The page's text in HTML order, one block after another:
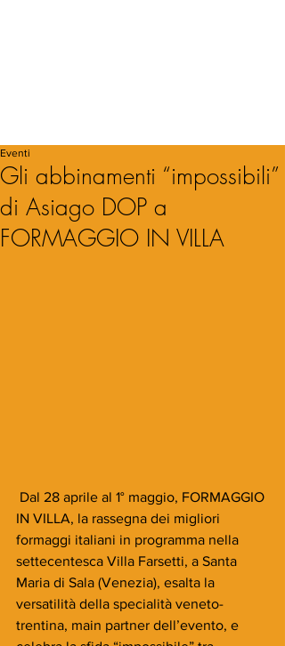
Gli abbinamenti “impossibili”
di Asiago DOP a
FORMAGGIO IN VILLA
Eventi
IN VILLA, la rassegna dei migliori
formaggi italiani in programma nella
settecentesca Villa Farsetti, a Santa
Maria di Sala (Venezia), esalta la
versatilità della specialità veneto-
trentina, main partner dell’evento, e